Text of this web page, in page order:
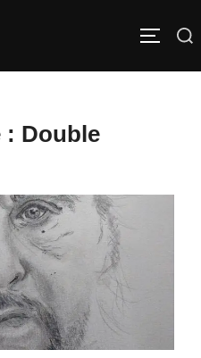
Rechercher :
: Double